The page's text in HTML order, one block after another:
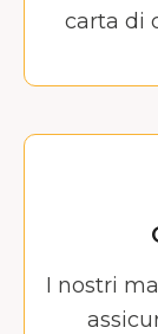
carta di
I nostri